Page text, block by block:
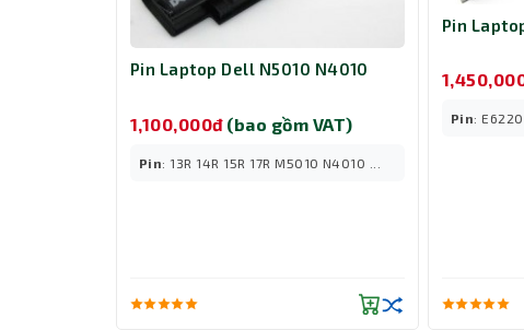
Pin Laptop Dell N5010 N4010
1,100,000đ (bao gồm VAT)
Pin: 13R 14R 15R 17R M5010 N4010 ...
Pin
Pin: